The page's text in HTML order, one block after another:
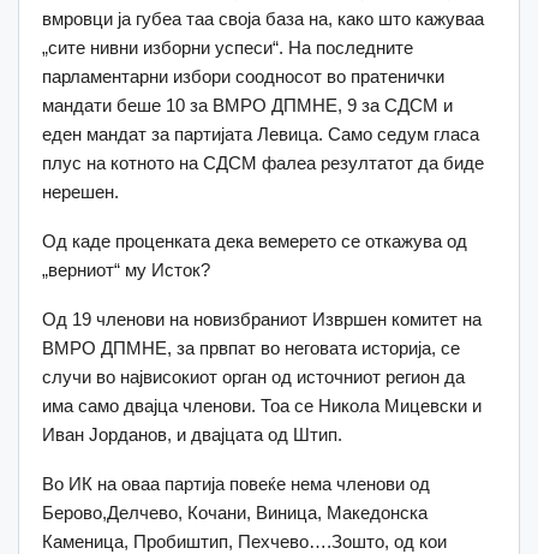
вмровци ја губеа таа своја база на, како што кажуваа
„сите нивни изборни успеси“. На последните
парламентарни избори соодносот во пратенички
мандати беше 10 за ВМРО ДПМНЕ, 9 за СДСМ и
еден мандат за партијата Левица. Само седум гласа
плус на котното на СДСМ фалеа резултатот да биде
нерешен.
Од каде проценката дека вемерето се откажува од
„верниот“ му Исток?
Од 19 членови на новизбраниот Извршен комитет на
ВМРО ДПМНЕ, за првпат во неговата историја, се
случи во највисокиот орган од источниот регион да
има само двајца членови. Тоа се Никола Мицевски и
Иван Јорданов, и двајцата од Штип.
Во ИК на оваа партија повеќе нема членови од
Берово,Делчево, Кочани, Виница, Македонска
Каменица, Пробиштип, Пехчево….Зошто, од кои